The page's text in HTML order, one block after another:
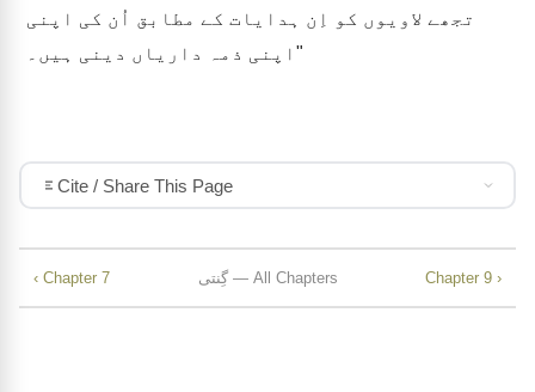
تجھے لاویوں کو اِن ہدایات کے مطابق اُن کی اپنی
اپنی ذمہ داریاں دینی ہیں۔"
Cite / Share This Page
‹ Chapter 7 گِنتی — All Chapters Chapter 9 ›